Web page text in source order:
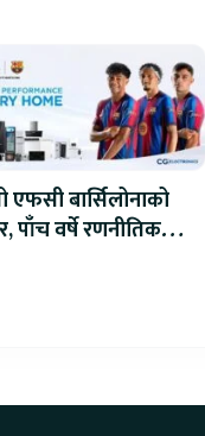
एफसी बार्सिलोनाको
पाँच वर्षे रणनीतिक